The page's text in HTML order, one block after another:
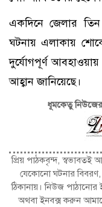
একদিনে জেলার
ঘটনায় এলাকায়
দুর্যোগপূর্ণ
আহ্বান জানিয়েছে।
ধূমকেতু
প্রিয় পাঠকবৃন্দ, স্বভাবতই
যেকোনো ঘটনার বিবরণ,
ঠিকানায়। নিউজ
অথবা ইনবক্স করুন